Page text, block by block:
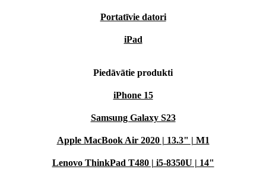
Portatīvie datori
iPad
Piedāvātie produkti
iPhone 15
Samsung Galaxy S23
Apple MacBook Air 2020 | 13.3" | M1
Lenovo ThinkPad T480 | i5-8350U | 14"